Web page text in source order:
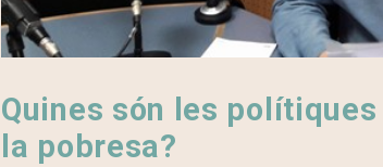
Quines són les
la pobresa?